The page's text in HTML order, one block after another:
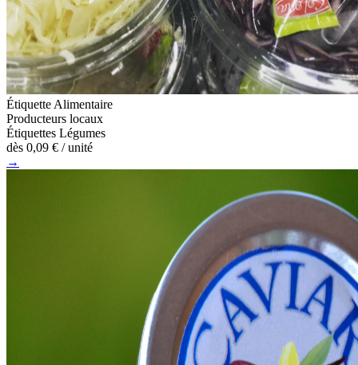
Étiquette Alimentaire
Producteurs locaux
Étiquettes Légumes
dès 0,09 € / unité
→